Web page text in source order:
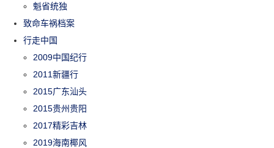
魁省统独
致命车祸档案
行走中国
2009中国纪行
2011新疆行
2015广东汕头
2015贵州贵阳
2017精彩吉林
2019海南椰风